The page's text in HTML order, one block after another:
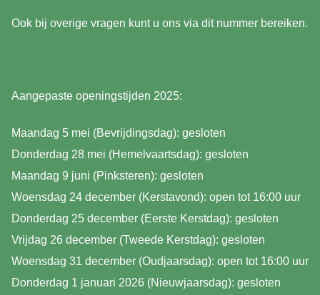
Ook bij overige vragen kunt u ons via dit nummer bereiken.
Aangepaste openingstijden 2025:
Maandag 5 mei (Bevrijdingsdag): gesloten
Donderdag 28 mei (Hemelvaartsdag): gesloten
Maandag 9 juni (Pinksteren): gesloten
Woensdag 24 december (Kerstavond): open tot 16:00 uur
Donderdag 25 december (Eerste Kerstdag): gesloten
Vrijdag 26 december (Tweede Kerstdag): gesloten
Woensdag 31 december (Oudjaarsdag): open tot 16:00 uur
Donderdag 1 januari 2026 (Nieuwjaarsdag): gesloten